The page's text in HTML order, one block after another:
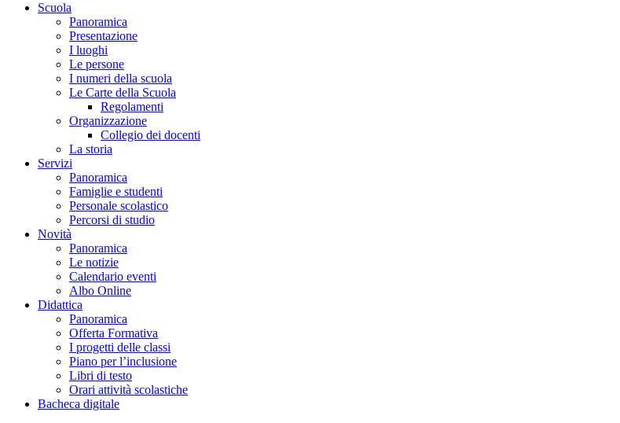
Scuola
Panoramica
Presentazione
I luoghi
Le persone
I numeri della scuola
Le Carte della Scuola
Regolamenti
Organizzazione
Collegio dei docenti
La storia
Servizi
Panoramica
Famiglie e studenti
Personale scolastico
Percorsi di studio
Novità
Panoramica
Le notizie
Calendario eventi
Albo Online
Didattica
Panoramica
Offerta Formativa
I progetti delle classi
Piano per l’inclusione
Libri di testo
Orari attività scolastiche
Bacheca digitale